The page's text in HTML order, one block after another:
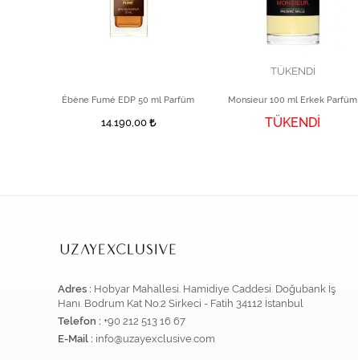
Ébène Fumé EDP 50 ml Parfüm
14.190,00
TÜKENDİ
Monsieur 100 ml Erkek Parfüm
TÜKENDİ
Adres : Hobyar Mahallesi. Hamidiye Caddesi. Doğubank İş
Hanı. Bodrum Kat No:2 Sirkeci - Fatih 34112 İstanbul
Telefon : +90 212 513 16 67
E-Mail : info@uzayexclusive.com